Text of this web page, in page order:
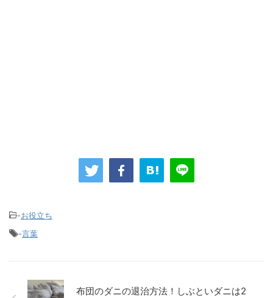
-お役立ち
-言葉
布団のダニの退治方法！しぶといダニは2